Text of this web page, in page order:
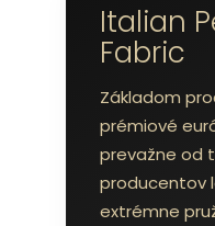
Italian
Fabric
Základom
prémiové
prevažne od
producentov
extrémne